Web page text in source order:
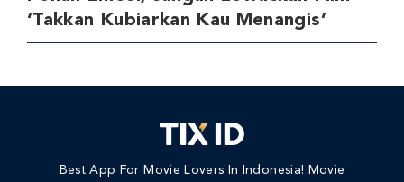
‘Takkan Kubiarkan Kau Menangis’
Best App For Movie Lovers In Indonesia! Movie